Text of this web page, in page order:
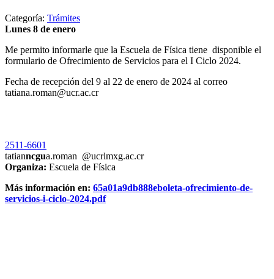
Categoría: Trámites
Lunes 8 de enero
Me permito informarle que la Escuela de Física tiene disponible el
formulario de Ofrecimiento de Servicios para el I Ciclo 2024.
Fecha de recepción del 9 al 22 de enero de 2024 al correo
tatiana.roman@ucr.ac.cr
2511-6601
tatianncgua.roman @ucrlmxg.ac.cr
Organiza: Escuela de Física
Más información en: 65a01a9db888eboleta-ofrecimiento-de-
servicios-i-ciclo-2024.pdf